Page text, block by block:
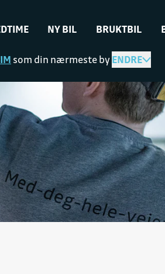
NY BIL BRUKTBIL
som din nærmeste byENDRE